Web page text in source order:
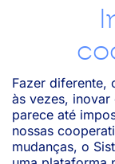
Fazer diferente,
às vezes,
parece até
nossas
mudanças, o